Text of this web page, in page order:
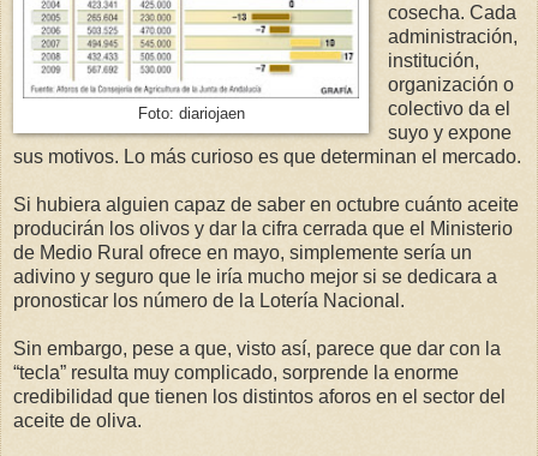
Foto: diariojaen
cosecha. Cada
administración,
institución,
organización o
colectivo da el
suyo y expone
sus motivos. Lo más curioso es que determinan el mercado.
Si hubiera alguien capaz de saber en octubre cuánto aceite
producirán los olivos y dar la cifra cerrada que el Ministerio
de Medio Rural ofrece en mayo, simplemente sería un
adivino y seguro que le iría mucho mejor si se dedicara a
pronosticar los número de la Lotería Nacional.
Sin embargo, pese a que, visto así, parece que dar con la
“tecla” resulta muy complicado, sorprende la enorme
credibilidad que tienen los distintos aforos en el sector del
aceite de oliva.